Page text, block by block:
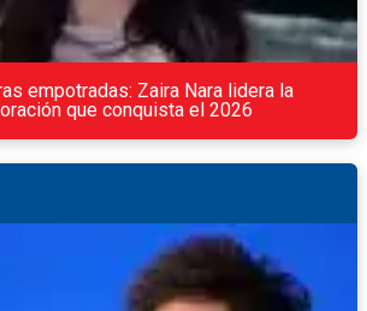
empotradas: Zaira Nara lidera la
que conquista el 2026